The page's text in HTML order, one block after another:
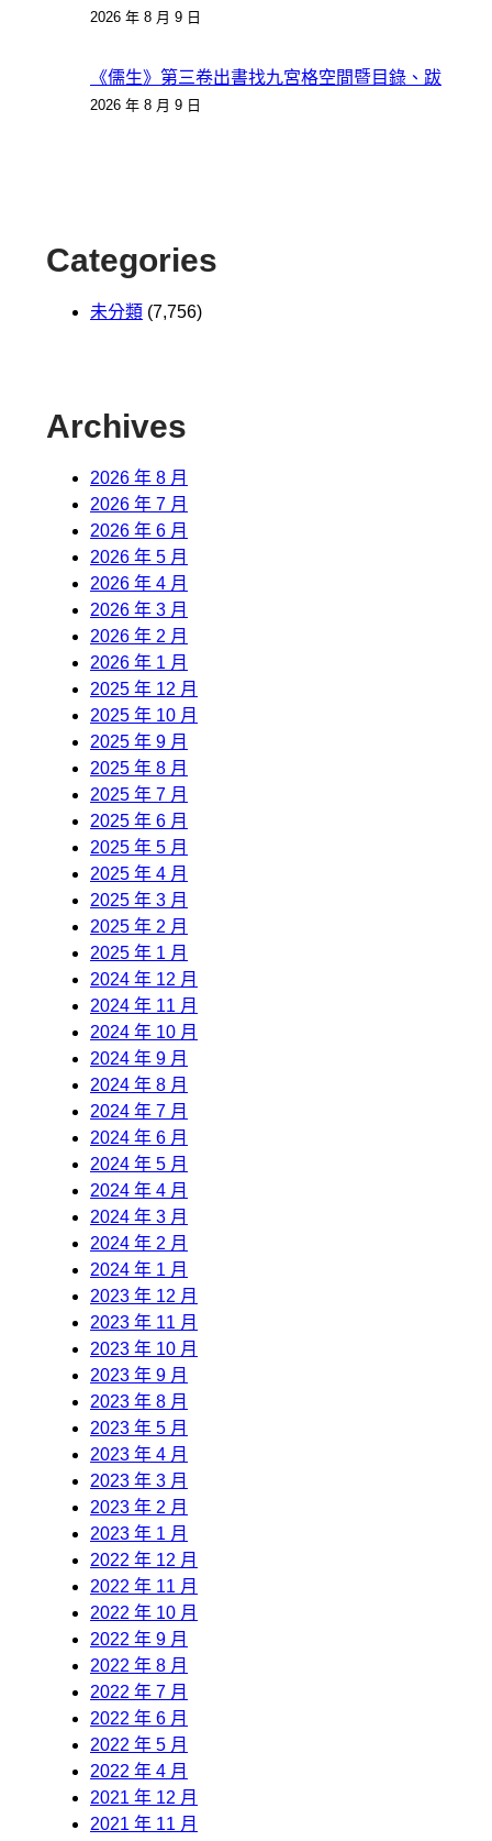
2026 年 8 月 9 日
《儒生》第三卷出書找九宮格空間暨目錄、跋
2026 年 8 月 9 日
Categories
未分類 (7,756)
Archives
2026 年 8 月
2026 年 7 月
2026 年 6 月
2026 年 5 月
2026 年 4 月
2026 年 3 月
2026 年 2 月
2026 年 1 月
2025 年 12 月
2025 年 10 月
2025 年 9 月
2025 年 8 月
2025 年 7 月
2025 年 6 月
2025 年 5 月
2025 年 4 月
2025 年 3 月
2025 年 2 月
2025 年 1 月
2024 年 12 月
2024 年 11 月
2024 年 10 月
2024 年 9 月
2024 年 8 月
2024 年 7 月
2024 年 6 月
2024 年 5 月
2024 年 4 月
2024 年 3 月
2024 年 2 月
2024 年 1 月
2023 年 12 月
2023 年 11 月
2023 年 10 月
2023 年 9 月
2023 年 8 月
2023 年 5 月
2023 年 4 月
2023 年 3 月
2023 年 2 月
2023 年 1 月
2022 年 12 月
2022 年 11 月
2022 年 10 月
2022 年 9 月
2022 年 8 月
2022 年 7 月
2022 年 6 月
2022 年 5 月
2022 年 4 月
2021 年 12 月
2021 年 11 月